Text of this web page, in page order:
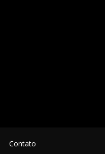
Contato